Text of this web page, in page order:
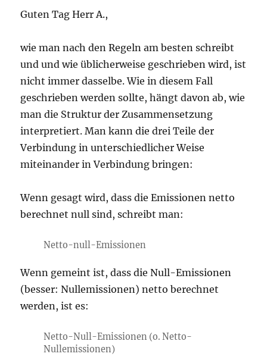
Guten Tag Herr A.,
wie man nach den Regeln am besten schreibt
und und wie üblicherweise geschrieben wird, ist
nicht immer dasselbe. Wie in diesem Fall
geschrieben werden sollte, hängt davon ab, wie
man die Struktur der Zusammensetzung
interpretiert. Man kann die drei Teile der
Verbindung in unterschiedlicher Weise
miteinander in Verbindung bringen:
Wenn gesagt wird, dass die Emissionen netto
berechnet null sind, schreibt man:
Netto-null-Emissionen
Wenn gemeint ist, dass die Null-Emissionen
(besser: Nullemissionen) netto berechnet
werden, ist es:
Netto-Null-Emissionen (o. Netto-
Nullemissionen)